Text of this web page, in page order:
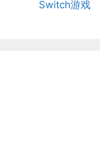
Switch游戏